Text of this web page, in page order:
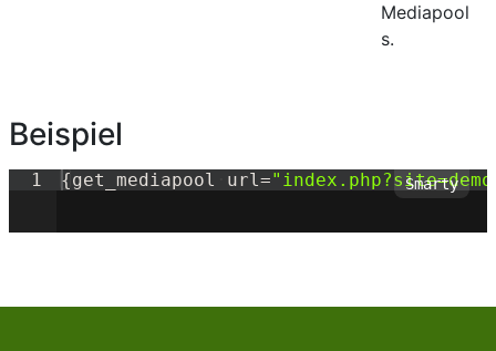
Mediapool
s.
Beispiel
1 {get_mediapool url="